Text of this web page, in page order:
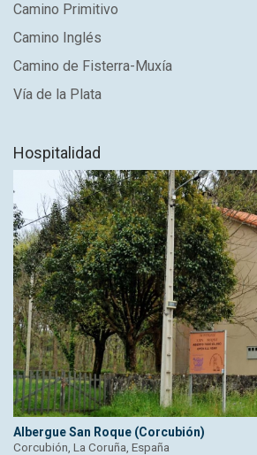
Camino Primitivo
Camino Inglés
Camino de Fisterra-Muxía
Vía de la Plata
Hospitalidad
Albergue San Roque (Corcubión)
Corcubión, La Coruña, España